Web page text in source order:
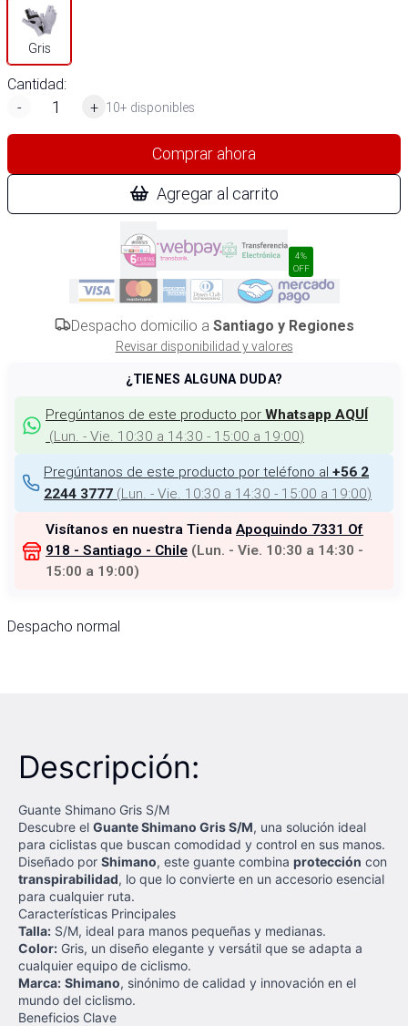
Gris
Cantidad:
-
+ 10+ disponibles
Comprar ahora
Agregar al carrito
4%
OFF
Despacho domicilio a Santiago y Regiones
Revisar disponibilidad y valores
¿TIENES ALGUNA DUDA?
Pregúntanos de este producto por Whatsapp AQUÍ
(Lun. - Vie. 10:30 a 14:30 - 15:00 a 19:00)
Pregúntanos de este producto por teléfono al +56 2
2244 3777 (Lun. - Vie. 10:30 a 14:30 - 15:00 a 19:00)
Visítanos en nuestra Tienda Apoquindo 7331 Of
918 - Santiago - Chile (Lun. - Vie. 10:30 a 14:30 -
15:00 a 19:00)
Despacho normal
Descripción:
Guante Shimano Gris S/M
Descubre el Guante Shimano Gris S/M, una solución ideal
para ciclistas que buscan comodidad y control en sus manos.
Diseñado por Shimano, este guante combina protección con
transpirabilidad, lo que lo convierte en un accesorio esencial
para cualquier ruta.
Características Principales
Talla: S/M, ideal para manos pequeñas y medianas.
Color: Gris, un diseño elegante y versátil que se adapta a
cualquier equipo de ciclismo.
Marca: Shimano, sinónimo de calidad y innovación en el
mundo del ciclismo.
Beneficios Clave